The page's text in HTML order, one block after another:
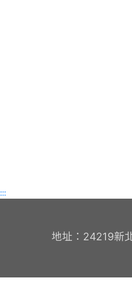
:::
地址：24219新